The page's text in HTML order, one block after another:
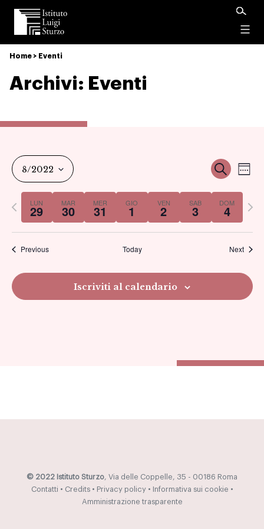
Istituto
Luigi
Sturzo
Home > Eventi
Archivi: Eventi
e
viste
Cerca
8/2022
Select
date.LUN
29 MAR
30 MER
31 GIO
1 VEN
2 SAB
3 DOM
4
Previous
week
Previous Today Next
Iscriviti al calendario
© 2022 Istituto Sturzo, Via delle Coppelle, 35 - 00186 Roma
Contatti • Credits• Privacy policy• Informativa sui cookie •
Amministrazione trasparente